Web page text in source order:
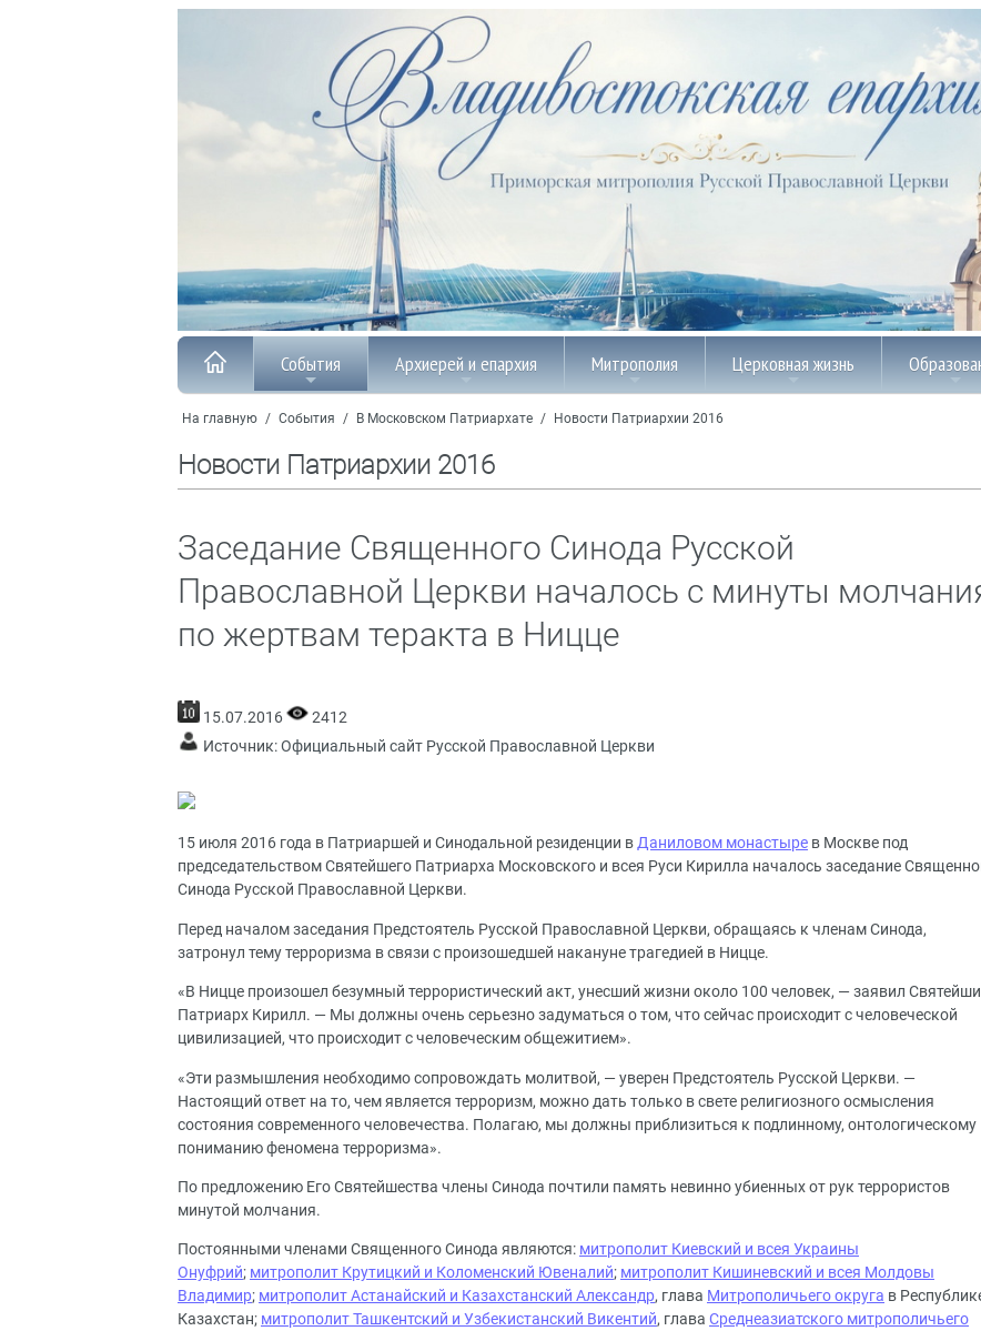
События Архиерей и епархия Митрополия Церковная жизнь
На главную / События / В Московском Патриархате / Новости Патриархии 2016
Новости Патриархии 2016
Заседание Священного Синода Русской
Православной Церкви началось с минуты
по жертвам теракта в Ницце
15.07.2016
2412
Источник:Официальный сайт Русской Православной Церкви
15 июля 2016 года в Патриаршей и Синодальной резиденции вДаниловом монастыре в Москве под
председательством Святейшего Патриарха Московского и всея Руси Кирилла началось заседание
Синода Русской Православной Церкви.
Перед началом заседания Предстоятель Русской Православной Церкви, обращаясь к членам Синода,
затронул тему терроризма в связи с произошедшей накануне трагедией в Ницце.
«В Ницце произошел безумный террористический акт, унесший жизни около 100 человек, — заявил
Патриарх Кирилл. — Мы должны очень серьезно задуматься о том, что сейчас происходит с человеческой
цивилизацией, что происходит с человеческим общежитием».
«Эти размышления необходимо сопровождать молитвой, — уверен Предстоятель Русской Церкви. —
Настоящий ответ на то, чем является терроризм, можно дать только в свете религиозного осмысления
состояния современного человечества. Полагаю, мы должны приблизиться к подлинному, онтологическому
пониманию феномена терроризма».
По предложению Его Святейшества члены Синода почтили память невинно убиенных от рук террористов
минутой молчания.
Постоянными членами Священного Синода являются: митрополит Киевский и всея Украины
Онуфрий; митрополит Крутицкий и Коломенский Ювеналий; митрополит Кишиневский и всея Молдовы
Владимир; митрополит Астанайский и Казахстанский Александр, глава Митрополичьего округа в
Казахстан; митрополит Ташкентский и Узбекистанский Викентий, глава Среднеазиатского митрополичьего